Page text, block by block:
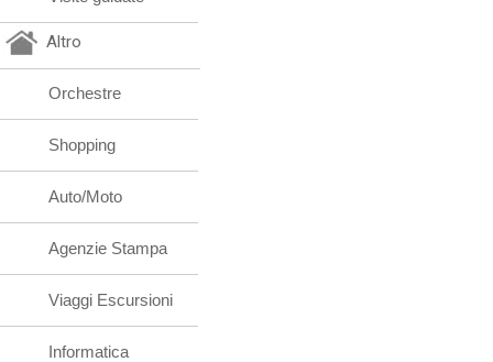
Altro
Orchestre
Shopping
Auto/Moto
Agenzie Stampa
Viaggi Escursioni
Informatica